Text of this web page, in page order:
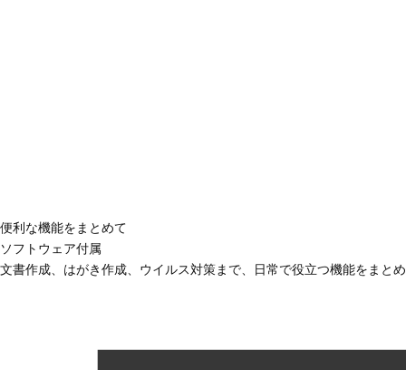
便利な機能をまとめて
ソフトウェア付属
文書作成、はがき作成、ウイルス対策まで、日常で役立つ機能をまと